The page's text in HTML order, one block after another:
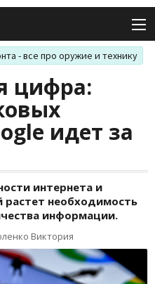
- все про оружие и технику
цифра:
идет за
интернета и
растет необходимость
информации.
Виктория